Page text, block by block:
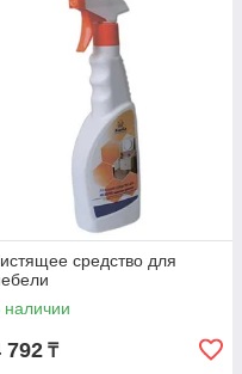
средство для
наличии
792 ₸